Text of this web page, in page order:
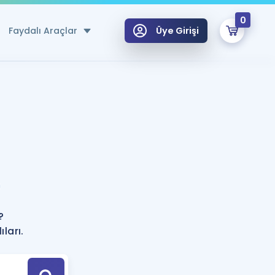
Faydalı Araçlar
Hesaplama Aracı
için Öneriler
Tek Takvimde
Üye Girişi
0
Hoca ile seni sınava hazırlayacak onlarca eğitim seni bekliyor!